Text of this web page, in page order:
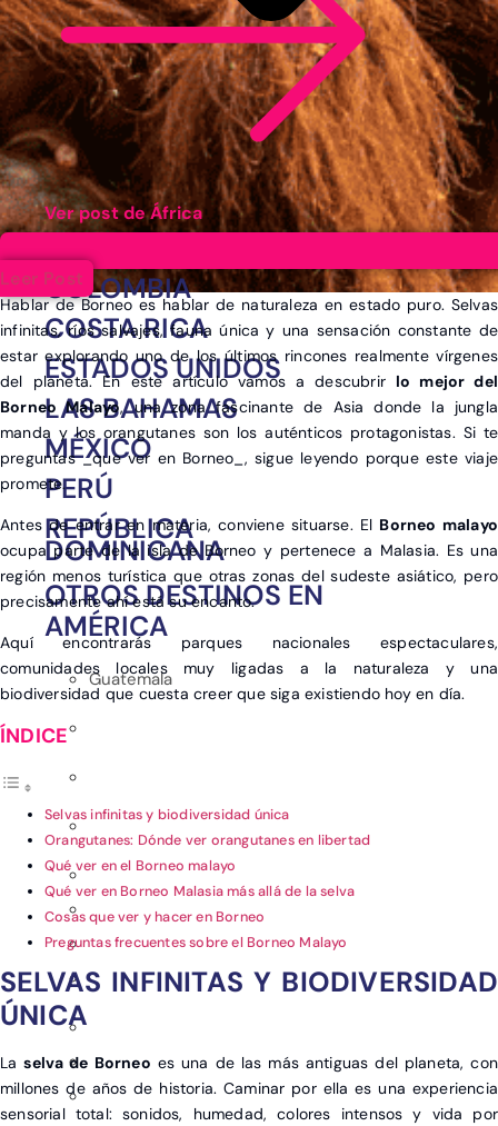
Ver post de África
ARGENTINA
COLOMBIA
COSTA RICA
ESTADOS UNIDOS
LAS BAHAMAS
MÉXICO
PERÚ
REPÚBLICA
DOMINICANA
OTROS DESTINOS EN
AMÉRICA
Guatemala
Leer Post
Hablar de Borneo es hablar de naturaleza en estado puro. Selvas
infinitas, ríos salvajes, fauna única y una sensación constante de
estar explorando uno de los últimos rincones realmente vírgenes
del planeta. En este artículo vamos a descubrir lo mejor del
Borneo Malayo, una zona fascinante de Asia donde la jungla
manda y los orangutanes son los auténticos protagonistas. Si te
preguntas _que ver en Borneo_, sigue leyendo porque este viaje
promete.
Antes de entrar en materia, conviene situarse. El Borneo malayo
ocupa parte de la isla de Borneo y pertenece a Malasia. Es una
región menos turística que otras zonas del sudeste asiático, pero
precisamente ahí está su encanto.
Aquí encontrarás parques nacionales espectaculares,
comunidades locales muy ligadas a la naturaleza y una
biodiversidad que cuesta creer que siga existiendo hoy en día.
Selvas infinitas y biodiversidad única
Orangutanes: Dónde ver orangutanes en libertad
Qué ver en el Borneo malayo
Qué ver en Borneo Malasia más allá de la selva
Cosas que ver y hacer en Borneo
Preguntas frecuentes sobre el Borneo Malayo
SELVAS INFINITAS Y BIODIVERSIDAD
ÚNICA
Laselva de Borneo es una de las más antiguas del planeta, con
millones de años de historia. Caminar por ella es una experiencia
sensorial total: sonidos, humedad, colores intensos y vida por